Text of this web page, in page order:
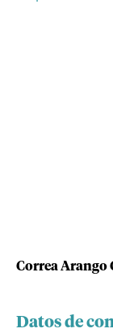
Correa Arango
Datos de